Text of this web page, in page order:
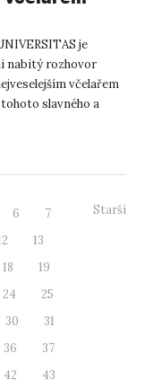
je
nabitý rozhovor
včelařem
slavného a
6
7
13
18
19
24
25
30
31
36
37
42 43
Starší